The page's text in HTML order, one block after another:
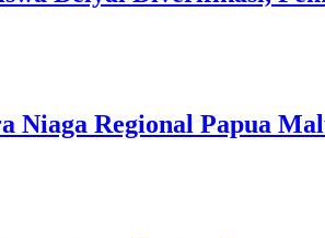
Regional Papua